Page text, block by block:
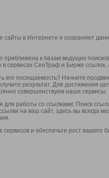
сайты в Интернете и сохраняют
приближена к базам ведущих
сервисах СеоТраф и Бирже ссылок,
его посещаемость? Начните
результат. Для достижения
совершенствуем наши сервисы.
работы со ссылками: Поиск
на ваш сайт, здесь вы всегда
и обеспечьте рост вашего